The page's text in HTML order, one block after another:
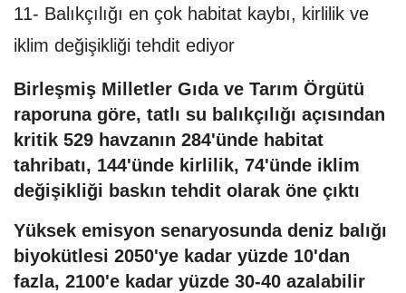
11- Balıkçılığı en çok habitat kaybı, kirlilik ve
iklim değişikliği tehdit ediyor
Birleşmiş Milletler Gıda ve Tarım Örgütü
raporuna göre, tatlı su balıkçılığı açısından
kritik 529 havzanın 284'ünde habitat
tahribatı, 144'ünde kirlilik, 74'ünde iklim
değişikliği baskın tehdit olarak öne çıktı
Yüksek emisyon senaryosunda deniz balığı
biyokütlesi 2050'ye kadar yüzde 10'dan
fazla, 2100'e kadar yüzde 30-40 azalabilir